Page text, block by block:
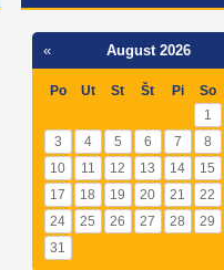
« August 2026
Po Ut St Št Pi So
1
3
4 5 6 7 8
10
11 12 13 14 15
17
18 19 20 21 22
24
25 26 27 28 29
31